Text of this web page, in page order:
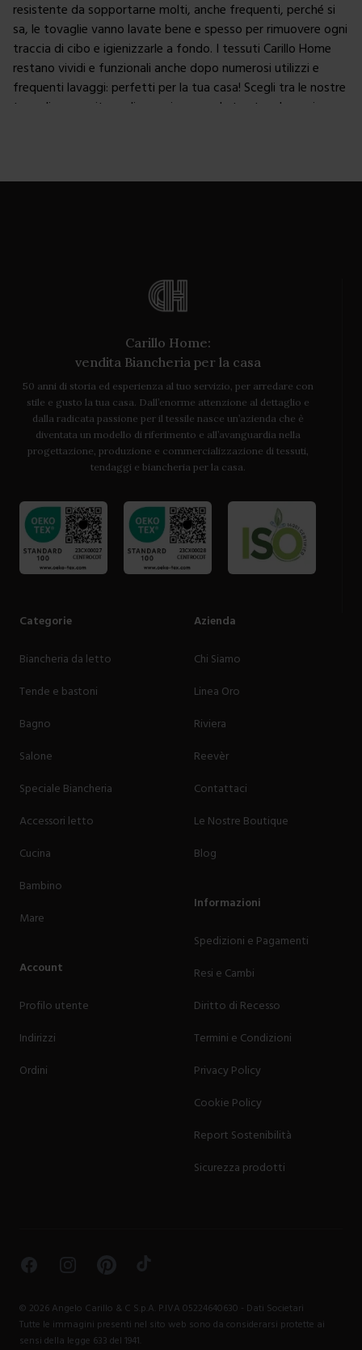
resistente da sopportarne molti, anche frequenti, perché si
sa, le tovaglie vanno lavate bene e spesso per rimuovere ogni
traccia di cibo e igienizzarle a fondo. I tessuti Carillo Home
restano vividi e funzionali anche dopo numerosi utilizzi e
frequenti lavaggi: perfetti per la tua casa! Scegli tra le nostre
tovaglie e copritovaglie per rinnovare la tua tavola ogni
rendendola unica e originale. Assapora i tuoi pranzi e le tue
Carillo Home:
vendita Biancheria per la casa
50 anni di storia ed esperienza al tuo servizio, per arredare con
stile e gusto la tua casa. Dall’enorme attenzione al dettaglio e
dalla radicata passione per il tessile nasce un’azienda che è
diventata un modello di riferimento e all’avanguardia nella
progettazione, produzione e commercializzazione di tessuti,
tendaggi e biancheria per la casa.
Categorie
Biancheria da letto
Tende e bastoni
Bagno
Salone
Speciale Biancheria
Accessori letto
Cucina
Bambino
Mare
Account
Profilo utente
Indirizzi
Ordini
Azienda
Chi Siamo
Linea Oro
Riviera
Reevèr
Contattaci
Le Nostre Boutique
Blog
Informazioni
Spedizioni e Pagamenti
Resi e Cambi
Diritto di Recesso
Termini e Condizioni
Privacy Policy
Cookie Policy
Report Sostenibilità
Sicurezza prodotti
FacebookInstagramPinterestTikTok
© 2026 Angelo Carillo & C S.p.A. P.IVA 05224640630 - Dati Societari
Tutte le immagini presenti nel sito web sono da considerarsi protette ai
sensi della legge 633 del 1941.